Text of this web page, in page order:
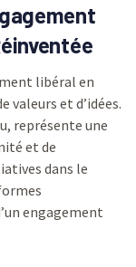
libéral en
valeurs et d’idées.
représente une
et de
dans le
engagement